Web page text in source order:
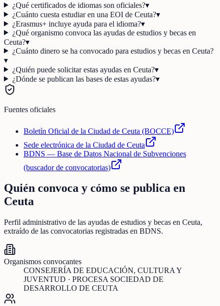
¿Qué certificados de idiomas son oficiales?▾
¿Cuánto cuesta estudiar en una EOI de Ceuta?▾
¿Erasmus+ incluye ayuda para el idioma?▾
¿Qué organismo convoca las ayudas de estudios y becas en
Ceuta?▾
¿Cuánto dinero se ha convocado para estudios y becas en Ceuta?
▾
¿Quién puede solicitar estas ayudas en Ceuta?▾
¿Dónde se publican las bases de estas ayudas?▾
Fuentes oficiales
Boletín Oficial de la Ciudad de Ceuta (BOCCE)
Sede electrónica de la Ciudad de Ceuta
BDNS — Base de Datos Nacional de Subvenciones
(buscador de convocatorias)
Quién convoca y cómo se publica en
Ceuta
Perfil administrativo de las ayudas de estudios y becas en Ceuta,
extraído de las convocatorias registradas en BDNS.
Organismos convocantes
CONSEJERÍA DE EDUCACIÓN, CULTURA Y
JUVENTUD · PROCESA SOCIEDAD DE
DESARROLLO DE CEUTA